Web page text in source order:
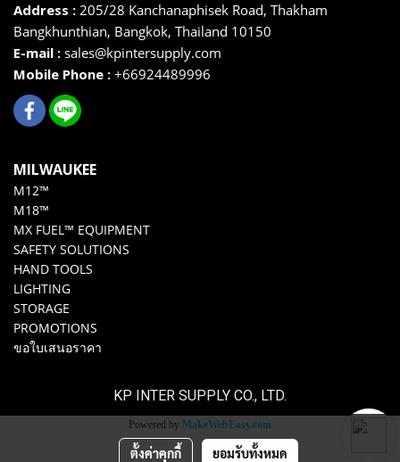
Address : 205/28 Kanchanaphisek Road, Thakham
Bangkhunthian, Bangkok, Thailand 10150
E-mail : sales@kpintersupply.com
Mobile Phone : +66924489996
MILWAUKEE
M12™
M18™
MX FUEL™ EQUIPMENT
SAFETY SOLUTIONS
HAND TOOLS
LIGHTING
STORAGE
PROMOTIONS
ขอใบเสนอราคา
KP INTER SUPPLY CO., LTD.
Powered by MakeWebEasy.com
ตั้งค่าคุกกี้ ยอมรับทั้งหมด